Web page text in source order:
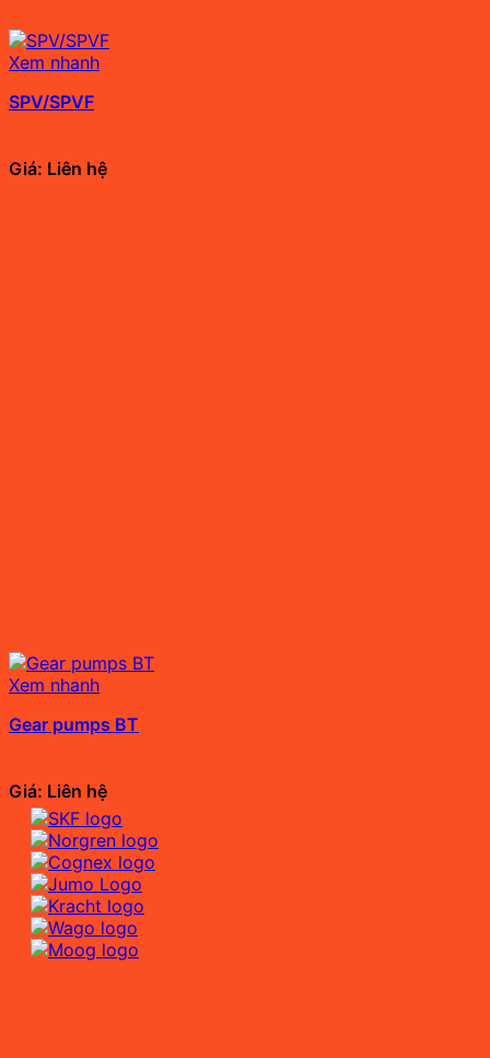
Xem nhanh
SPV/SPVF
Giá: Liên hệ
Xem nhanh
Gear pumps BT
Giá: Liên hệ